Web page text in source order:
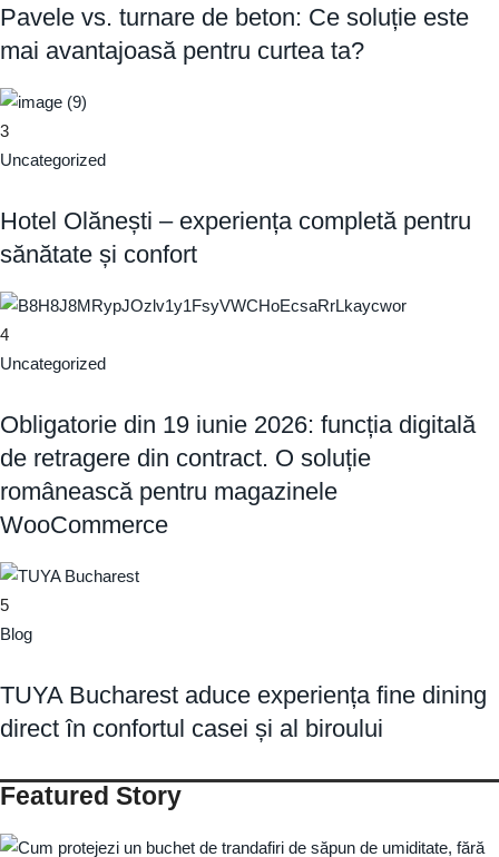
Pavele vs. turnare de beton: Ce soluție este
mai avantajoasă pentru curtea ta?
3
Uncategorized
Hotel Olănești – experiența completă pentru
sănătate și confort
4
Uncategorized
Obligatorie din 19 iunie 2026: funcția digitală
de retragere din contract. O soluție
românească pentru magazinele
WooCommerce
5
Blog
TUYA Bucharest aduce experiența fine dining
direct în confortul casei și al biroului
Featured Story